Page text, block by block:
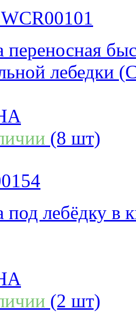
лебедки
(8 шт)
лебёдку в
(2 шт)